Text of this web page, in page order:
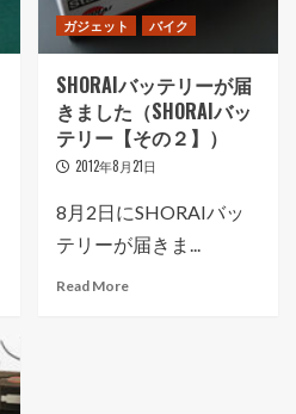
ガジェット バイク
SHORAIバッテリーが届
きました（SHORAIバッ
テリー【その２】）
2012年8月21日
8月2日にSHORAIバッ
テリーが届きま...
Read More